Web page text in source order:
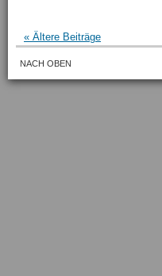
« Ältere Beiträge
NACH OBEN